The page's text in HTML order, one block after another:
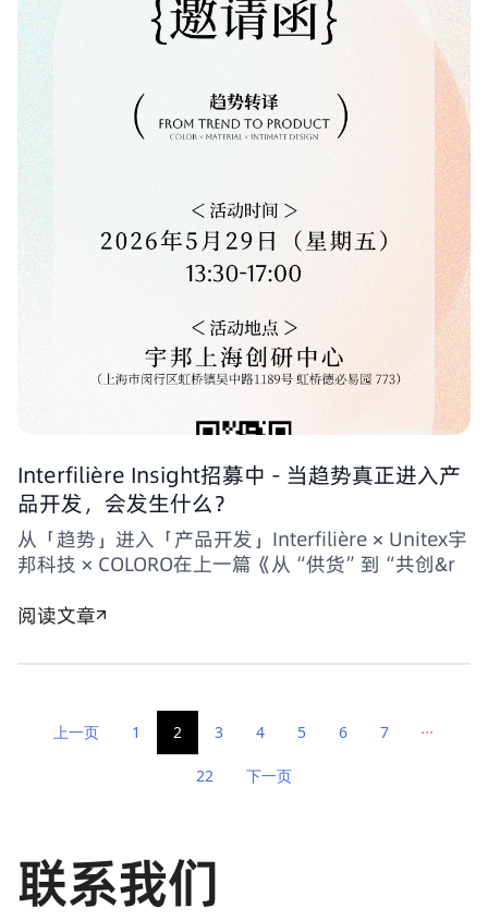
Interfilière Insight招募中 - 当趋势真正进入产
品开发，会发生什么？
从「趋势」进入「产品开发」Interfilière × Unitex宇
邦科技 × COLORO在上一篇《从“供货”到“共创&r
阅读文章
上一页 1 2 3 4 5 6 7 ...
22 下一页
联系我们